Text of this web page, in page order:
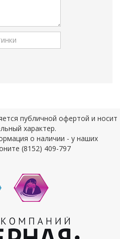
публичной офертой и носит
характер.
о наличии - у наших
(8152) 409-797